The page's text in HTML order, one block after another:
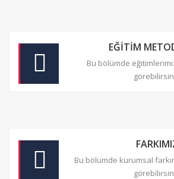
EĞİTİM
Bu bölümde
Bu bölümde kurumsal